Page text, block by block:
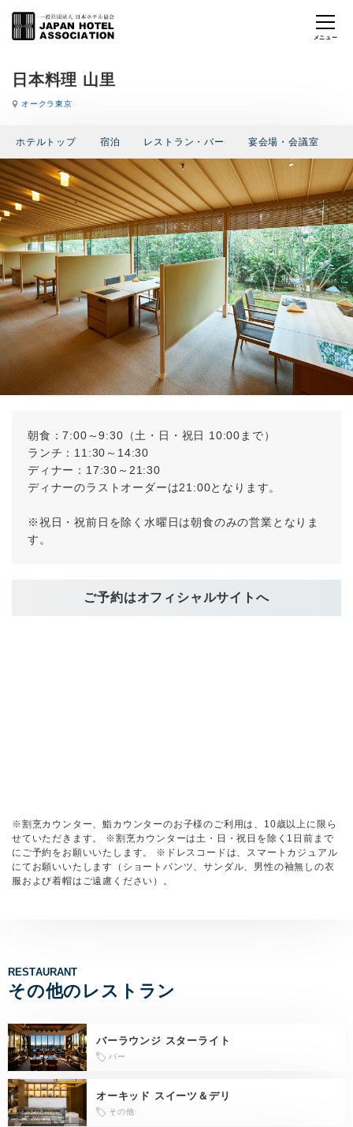
日本料理 山里
オークラ東京
ホテルトップ 宿泊 レストラン・バー 宴会場・会議室
ご予約はオフィシャルサイトへ
朝食：7:00～9:30（土・日・祝日 10:00まで）
ランチ：11:30～14:30
ディナー：17:30～21:30
ディナーのラストオーダーは21:00となります。
※祝日・祝前日を除く水曜日は朝食のみの営業となりま
す。
※割烹カウンター、鮨カウンターのお子様のご利用は、10歳以上に限ら
せていただきます。 ※割烹カウンターは土・日・祝日を除く1日前まで
にご予約をお願いいたします。 ※ドレスコードは、スマートカジュアル
にてお願いいたします（ショートパンツ、サンダル、男性の袖無しの衣
服および着帽はご遠慮ください）。
RESTAURANT
その他のレストラン
バーラウンジ スターライト
バー
オーキッド スイーツ＆デリ
その他